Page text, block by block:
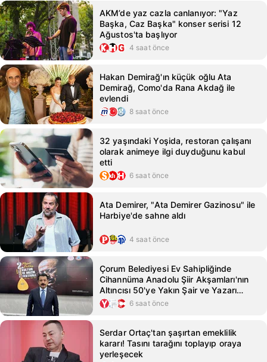
AKM’de yaz cazla canlanıyor: "Yaz
Başka, Caz Başka" konser serisi 12
Ağustos'ta başlıyor
4 saat önce
Hakan Demirağ'ın küçük oğlu Ata
Demirağ, Como'da Rana Akdağ ile
evlendi
8 saat önce
32 yaşındaki Yoşida, restoran çalışanı
olarak animeye ilgi duyduğunu kabul
etti
6 saat önce
Ata Demirer, "Ata Demirer Gazinosu" ile
Harbiye'de sahne aldı
4 saat önce
Çorum Belediyesi Ev Sahipliğinde
Cihannüma Anadolu Şiir Akşamları'nın
Altıncısı 50'ye Yakın Şair ve Yazarı
Buluşturacak6 saat önce
Serdar Ortaç'tan şaşırtan emeklilik
kararı! Tasını tarağını toplayıp oraya
yerleşecek